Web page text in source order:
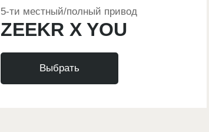
ZEEKR X YOU
Выбрать
5-ти местный/полный привод